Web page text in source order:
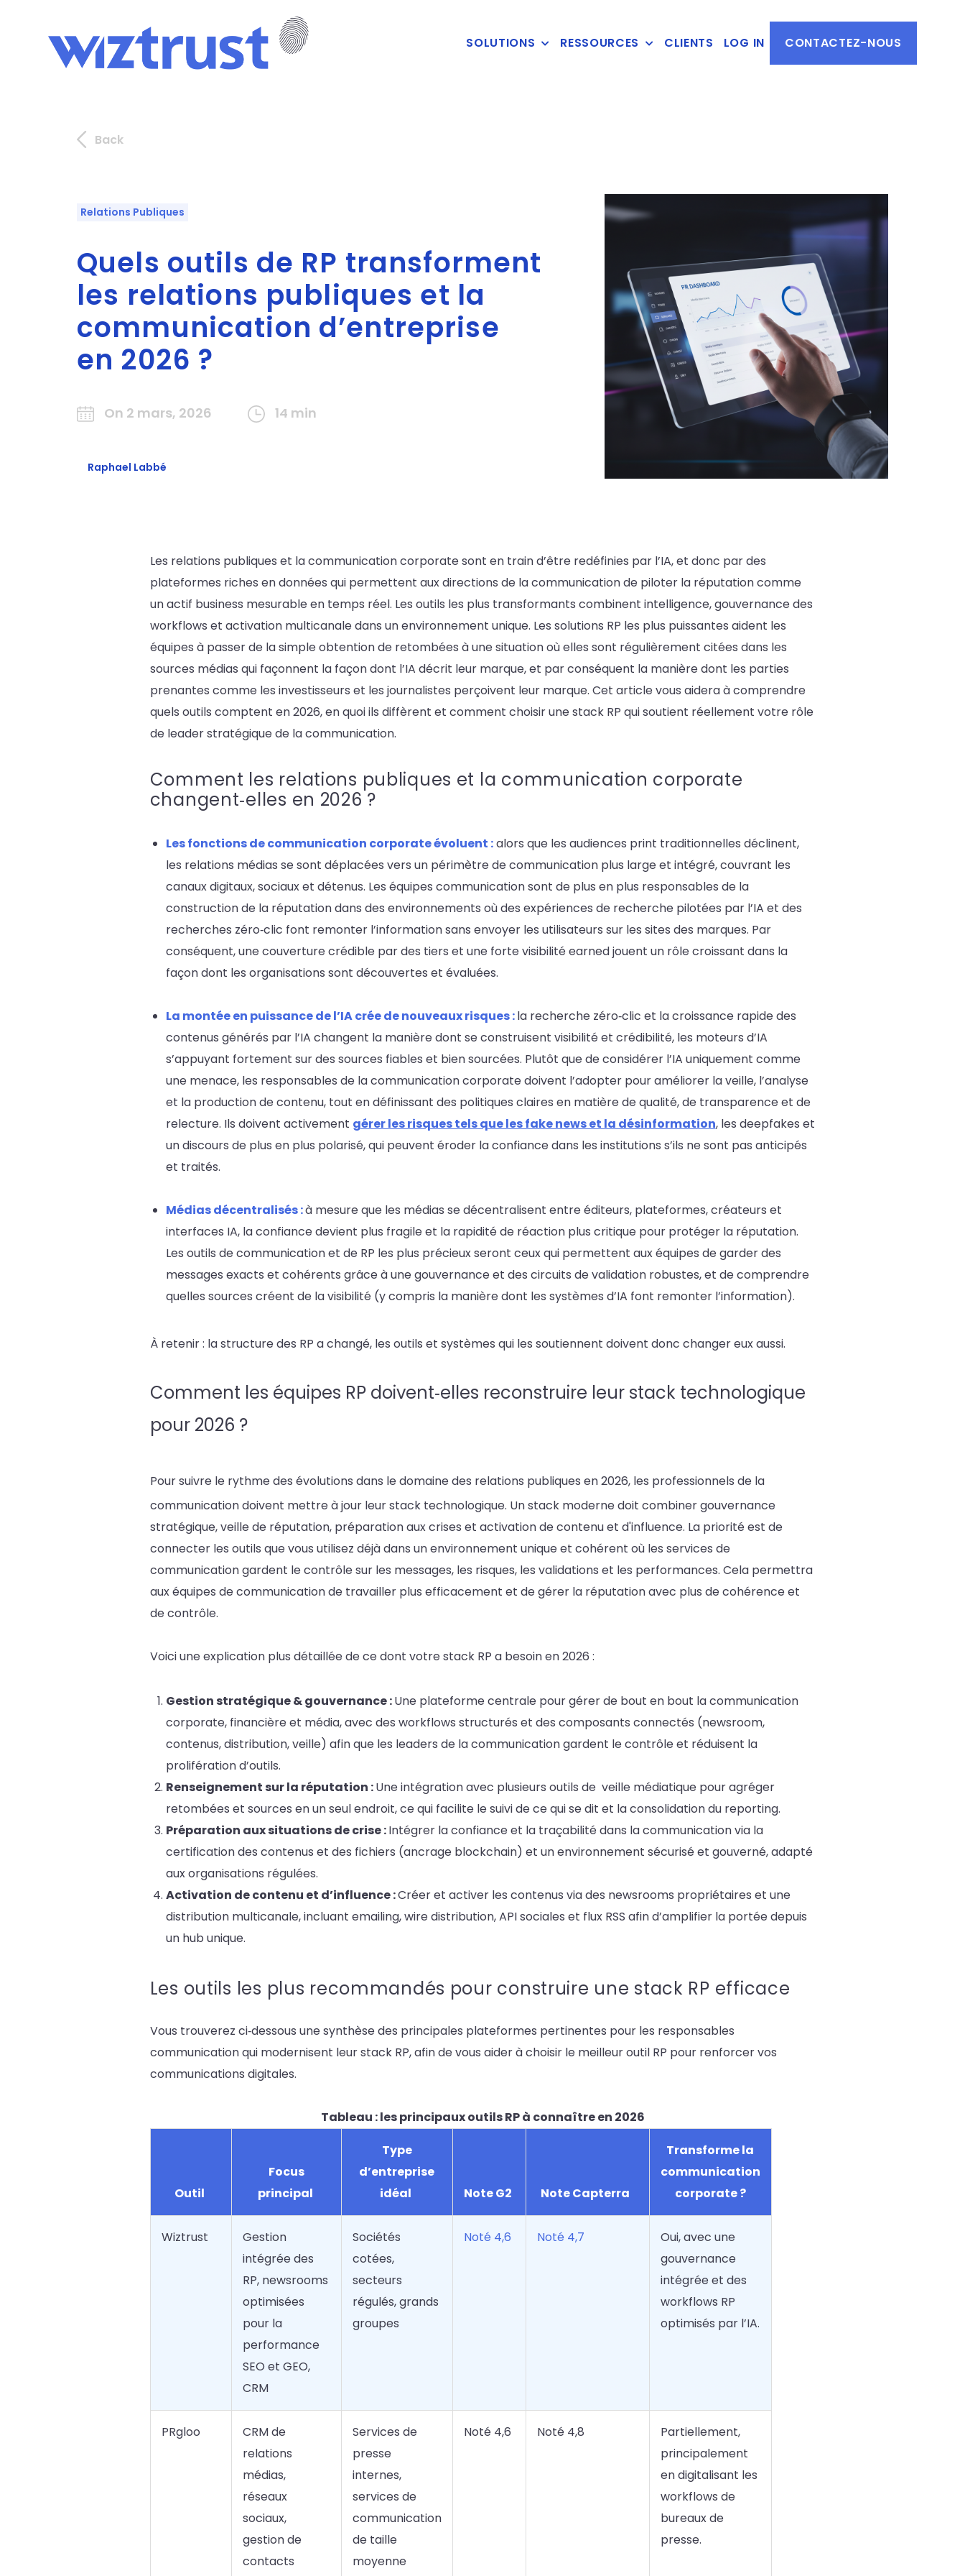
SOLUTIONS RESSOURCES CLIENTS LOG IN CONTACTEZ-NOUS
Back
Relations Publiques
Quels outils de RP transforment
les relations publiques et la
communication d’entreprise
en 2026 ?
On 2 mars, 2026 14 min
Raphael Labbé
Les relations publiques et la communication corporate sont en train d’être redéfinies par l’IA, et donc par des
plateformes riches en données qui permettent aux directions de la communication de piloter la réputation comme
un actif business mesurable en temps réel. Les outils les plus transformants combinent intelligence, gouvernance des
workflows et activation multicanale dans un environnement unique. Les solutions RP les plus puissantes aident les
équipes à passer de la simple obtention de retombées à une situation où elles sont régulièrement citées dans les
sources médias qui façonnent la façon dont l’IA décrit leur marque, et par conséquent la manière dont les parties
prenantes comme les investisseurs et les journalistes perçoivent leur marque. Cet article vous aidera à comprendre
quels outils comptent en 2026, en quoi ils diffèrent et comment choisir une stack RP qui soutient réellement votre rôle
de leader stratégique de la communication.
Comment les relations publiques et la communication corporate
changent‑elles en 2026 ?
Les fonctions de communication corporate évoluent :alors que les audiences print traditionnelles déclinent,
les relations médias se sont déplacées vers un périmètre de communication plus large et intégré, couvrant les
canaux digitaux, sociaux et détenus. Les équipes communication sont de plus en plus responsables de la
construction de la réputation dans des environnements où des expériences de recherche pilotées par l’IA et des
recherches zéro‑clic font remonter l’information sans envoyer les utilisateurs sur les sites des marques. Par
conséquent, une couverture crédible par des tiers et une forte visibilité earned jouent un rôle croissant dans la
façon dont les organisations sont découvertes et évaluées.
La montée en puissance de l’IA crée de nouveaux risques :la recherche zéro‑clic et la croissance rapide des
contenus générés par l’IA changent la manière dont se construisent visibilité et crédibilité, les moteurs d’IA
s’appuyant fortement sur des sources fiables et bien sourcées. Plutôt que de considérer l’IA uniquement comme
une menace, les responsables de la communication corporate doivent l’adopter pour améliorer la veille, l’analyse
et la production de contenu, tout en définissant des politiques claires en matière de qualité, de transparence et de
relecture. Ils doivent activement gérer les risques tels que les fake news et la désinformation, les deepfakes et
un discours de plus en plus polarisé, qui peuvent éroder la confiance dans les institutions s’ils ne sont pas anticipés
et traités.
Médias décentralisés :à mesure que les médias se décentralisent entre éditeurs, plateformes, créateurs et
interfaces IA, la confiance devient plus fragile et la rapidité de réaction plus critique pour protéger la réputation.
Les outils de communication et de RP les plus précieux seront ceux qui permettent aux équipes de garder des
messages exacts et cohérents grâce à une gouvernance et des circuits de validation robustes, et de comprendre
quelles sources créent de la visibilité (y compris la manière dont les systèmes d’IA font remonter l’information).
À retenir : la structure des RP a changé, les outils et systèmes qui les soutiennent doivent donc changer eux aussi.
Comment les équipes RP doivent‑elles reconstruire leur stack technologique
pour 2026 ?
Pour suivre le rythme des évolutions dans le domaine des relations publiques en 2026, les professionnels de la
communication doivent mettre à jour leur stack technologique. Un stack moderne doit combiner gouvernance
stratégique, veille de réputation, préparation aux crises et activation de contenu et d'influence. La priorité est de
connecter les outils que vous utilisez déjà dans un environnement unique et cohérent où les services de
communication gardent le contrôle sur les messages, les risques, les validations et les performances. Cela permettra
aux équipes de communication de travailler plus efficacement et de gérer la réputation avec plus de cohérence et
de contrôle.
Voici une explication plus détaillée de ce dont votre stack RP a besoin en 2026 :
Gestion stratégique & gouvernance :Une plateforme centrale pour gérer de bout en bout la communication
corporate, financière et média, avec des workflows structurés et des composants connectés (newsroom,
contenus, distribution, veille) afin que les leaders de la communication gardent le contrôle et réduisent la
prolifération d’outils.
Renseignement sur la réputation :Une intégration avec plusieurs outils de veille médiatique pour agréger
retombées et sources en un seul endroit, ce qui facilite le suivi de ce qui se dit et la consolidation du reporting.
Préparation aux situations de crise :Intégrer la confiance et la traçabilité dans la communication via la
certification des contenus et des fichiers (ancrage blockchain) et un environnement sécurisé et gouverné, adapté
aux organisations régulées.
Activation de contenu et d’influence :Créer et activer les contenus via des newsrooms propriétaires et une
distribution multicanale, incluant emailing, wire distribution, API sociales et flux RSS afin d’amplifier la portée depuis
un hub unique.
Les outils les plus recommandés pour construire une stack RP efficace
Vous trouverez ci‑dessous une synthèse des principales plateformes pertinentes pour les responsables
communication qui modernisent leur stack RP, afin de vous aider à choisir le meilleur outil RP pour renforcer vos
communications digitales.
Tableau : les principaux outils RP à connaître en 2026
Outil
Focus
principal
Type
d’entreprise
idéal
Note G2 Note Capterra
Transforme la
communication
corporate ?
Wiztrust
Gestion
intégrée des
RP, newsrooms
optimisées
pour la
performance
SEO et GEO,
CRM
Sociétés
cotées,
secteurs
régulés, grands
groupes
Noté 4,6 Noté 4,7
Oui, avec une
gouvernance
intégrée et des
workflows RP
optimisés par l’IA.
PRgloo
CRM de
relations
médias,
réseaux
sociaux,
gestion de
contacts
Services de
presse
internes,
services de
communication
de taille
moyenne
Noté 4,6 Noté 4,8
Partiellement,
principalement
en digitalisant les
workflows de
bureaux de
presse.